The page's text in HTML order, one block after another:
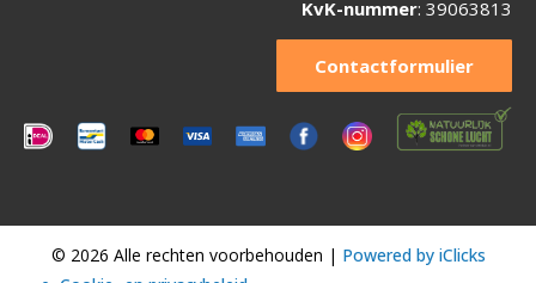
KvK-nummer: 39063813
Contactformulier
© 2026 Alle rechten voorbehouden | Powered by iClicks